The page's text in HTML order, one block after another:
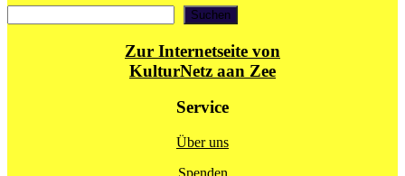
Suchen
Zur Internetseite von
KulturNetz aan Zee
Service
Über uns